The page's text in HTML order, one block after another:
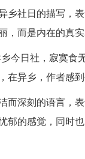
乡社日的描写，
，而是内在的真
今日社，寂寞食
在异乡，作者感
而深刻的语言，
郁的感觉，同时